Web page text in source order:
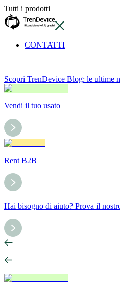
Tutti i prodotti
CONTATTI
Scopri TrenDevice Blog: le ultime
Vendi il tuo usato
Rent B2B
Hai bisogno di aiuto? Prova il